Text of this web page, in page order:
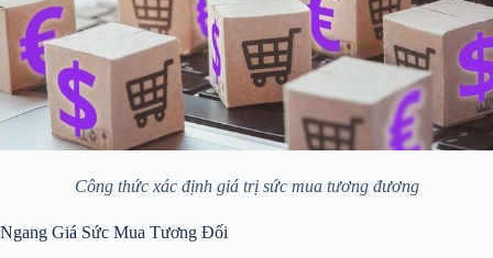
Công thức xác định giá trị sức mua tương đương
Ngang Giá Sức Mua Tương Đối